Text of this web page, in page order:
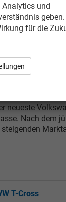
neue Passat
mit
Wunder, dass er
neueste
Nach dem
steigenden
T-Cross
Analytics und
für die